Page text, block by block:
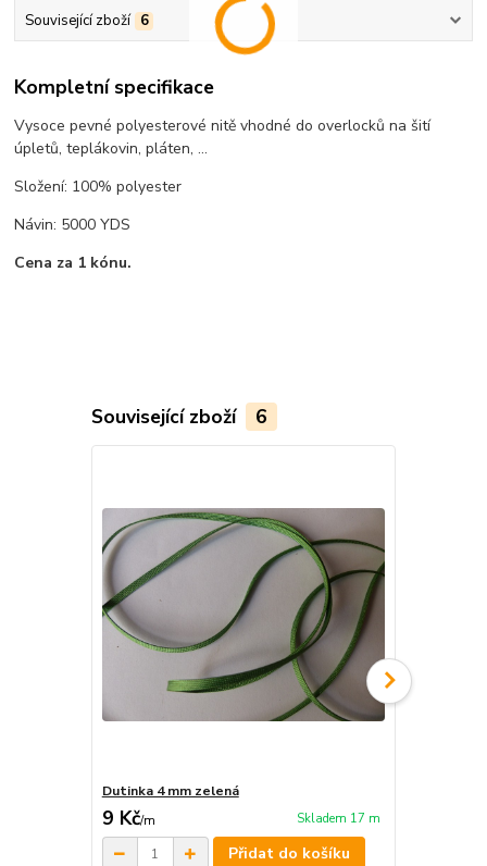
Související zboží 6
Kompletní specifikace
Vysoce pevné polyesterové nitě vhodné do overlocků na šití
úpletů, teplákovin, pláten, ...
Složení: 100% polyester
Návin: 5000 YDS
Cena za 1 kónu.
Související zboží 6
Dutinka 4 mm zelená
9 Kč/m Skladem 17 m
Přidat do košíku